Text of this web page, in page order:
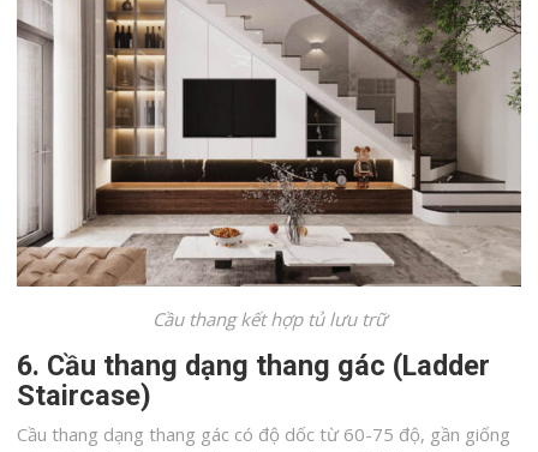
Cầu thang kết hợp tủ lưu trữ
6. Cầu thang dạng thang gác (Ladder
Staircase)
Cầu thang dạng thang gác có độ dốc từ 60-75 độ, gần giống